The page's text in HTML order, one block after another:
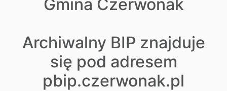
Gmina Czerwonak
Archiwalny BIP znajduje
się pod adresem
pbip.czerwonak.pl